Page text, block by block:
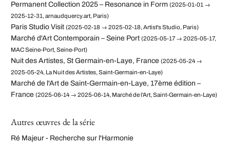
Permanent Collection 2025 – Resonance in Form (2025-01-01 →
2025-12-31, arnaudquercy.art, Paris)
Paris Studio Visit (2025-02-18 → 2025-02-18, Artist's Studio, Paris)
Marché d'Art Contemporain – Seine Port (2025-05-17 → 2025-05-17,
MAC Seine-Port, Seine-Port)
Nuit des Artistes, St Germain-en-Laye, France (2025-05-24 →
2025-05-24, La Nuit des Artistes, Saint-Germain-en-Laye)
Marché de l'Art de Saint-Germain-en-Laye, 17ème édition –
France (2025-06-14 → 2025-06-14, Marché de l'Art, Saint-Germain-en-Laye)
Autres œuvres de la série
Ré Majeur - Recherche sur l'Harmonie